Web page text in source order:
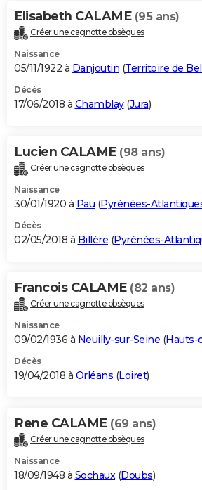
Elisabeth CALAME (95 ans)
Créer une cagnotte obsèques
Naissance
05/11/1922 à Danjoutin (Territoire de
Décès
17/06/2018 à Chamblay(Jura)
Lucien CALAME (98 ans)
Créer une cagnotte obsèques
Naissance
30/01/1920 à Pau (Pyrénées-
Décès
02/05/2018 à Billère (Pyrénées-
Francois CALAME (82 ans)
Créer une cagnotte obsèques
Naissance
09/02/1936 à Neuilly-sur-Seine (Hauts-
Décès
19/04/2018 à Orléans (Loiret)
Rene CALAME (69 ans)
Créer une cagnotte obsèques
Naissance
18/09/1948 à Sochaux(Doubs)